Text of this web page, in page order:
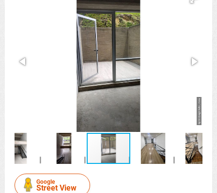
Google
Street View